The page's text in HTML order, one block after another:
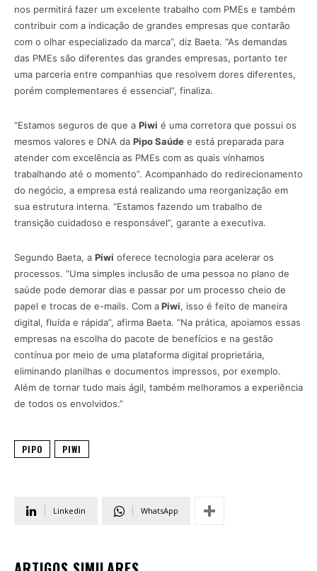
nos permitirá fazer um excelente trabalho com PMEs e também
contribuir com a indicação de grandes empresas que contarão
com o olhar especializado da marca”, diz Baeta. “As demandas
das PMEs são diferentes das grandes empresas, portanto ter
uma parceria entre companhias que resolvem dores diferentes,
porém complementares é essencial”, finaliza.
“Estamos seguros de que a Piwi é uma corretora que possui os
mesmos valores e DNA da Pipo Saúde e está preparada para
atender com excelência as PMEs com as quais vínhamos
trabalhando até o momento”. Acompanhado do redirecionamento
do negócio, a empresa está realizando uma reorganização em
sua estrutura interna. “Estamos fazendo um trabalho de
transição cuidadoso e responsável”, garante a executiva.
Segundo Baeta, a Piwi oferece tecnologia para acelerar os
processos. “Uma simples inclusão de uma pessoa no plano de
saúde pode demorar dias e passar por um processo cheio de
papel e trocas de e-mails. Com aPiwi, isso é feito de maneira
digital, fluída e rápida”, afirma Baeta. “Na prática, apoiamos essas
empresas na escolha do pacote de benefícios e na gestão
contínua por meio de uma plataforma digital proprietária,
eliminando planilhas e documentos impressos, por exemplo.
Além de tornar tudo mais ágil, também melhoramos a experiência
de todos os envolvidos.”
PIPO PIWI
Linkedin WhatsApp